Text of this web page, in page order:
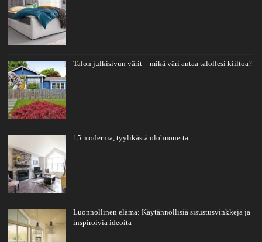
Talon julkisivun värit – mikä väri antaa talollesi kiiltoa?
15 modernia, tyylikästä olohuonetta
Luonnollinen elämä: Käytännöllisiä sisustusvinkkejä ja
inspiroivia ideoita